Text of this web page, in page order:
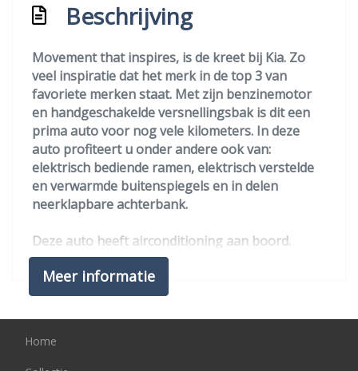
Hoofd airbag(s) voor
Passagiersairbag
Zij airbag(s) voor
Exterieur
Achterruitwisser
Afst. bed. voor centr. deurvergr
Buitenspiegel rechts
verwarmbaar
Buitenspiegels in carrosseriekleur
Bumpers in carrosseriekleur
Beschrijving
Movement that inspires, is de kreet bij Kia. Zo
veel inspiratie dat het merk in de top 3 van
favoriete merken staat. Met zijn benzinemotor
en handgeschakelde versnellingsbak is dit een
prima auto voor nog vele kilometers. In deze
auto profiteert u onder andere ook van:
elektrisch bediende ramen, elektrisch verstelde
en verwarmde buitenspiegels en in delen
neerklapbare achterbank.
Deze auto heeft airconditioning aan boord.
Natuurlijk behoren verstelbaar stuur en centrale
deurvergrendeling met afstandsbediening ook
tot de uitrusting van deze complete auto.
uw omgeving prioriteit.
Meer informatie
Home